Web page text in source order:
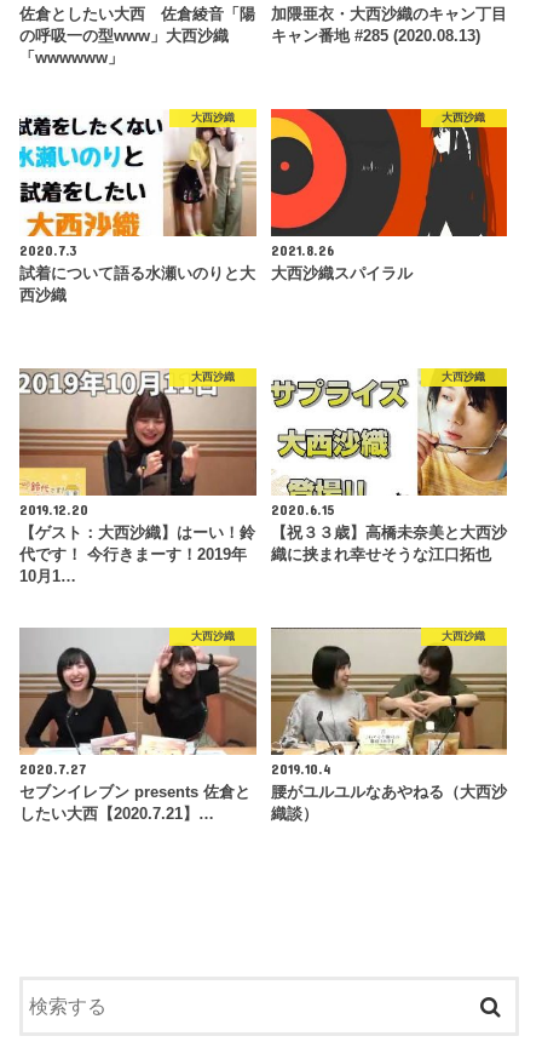
佐倉としたい大西 佐倉綾音「陽
の呼吸一の型www」大西沙織
「wwwwww」
加隈亜衣・大西沙織のキャン丁目
キャン番地 #285 (2020.08.13)
大西沙織
2020.7.3
試着について語る水瀬いのりと大
西沙織
大西沙織
2021.8.26
大西沙織スパイラル
大西沙織
2019.12.20
【ゲスト：大西沙織】はーい！鈴
代です！ 今行きまーす！2019年
10月1…
大西沙織
2020.6.15
【祝３３歳】高橋未奈美と大西沙
織に挟まれ幸せそうな江口拓也
大西沙織
2020.7.27
セブンイレブン presents 佐倉と
したい大西【2020.7.21】…
大西沙織
2019.10.4
腰がユルユルなあやねる（大西沙
織談）